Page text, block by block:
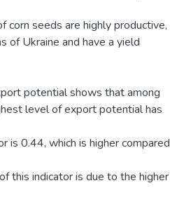
corn seeds are highly productive,
of Ukraine and have a yield
potential shows that among
level of export potential has
is 0.44, which is higher compared
this indicator is due to the higher